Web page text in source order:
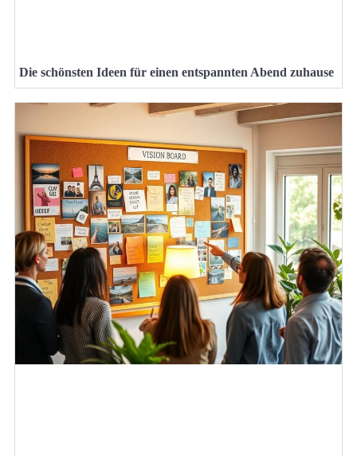
Die schönsten Ideen für einen entspannten Abend zuhause